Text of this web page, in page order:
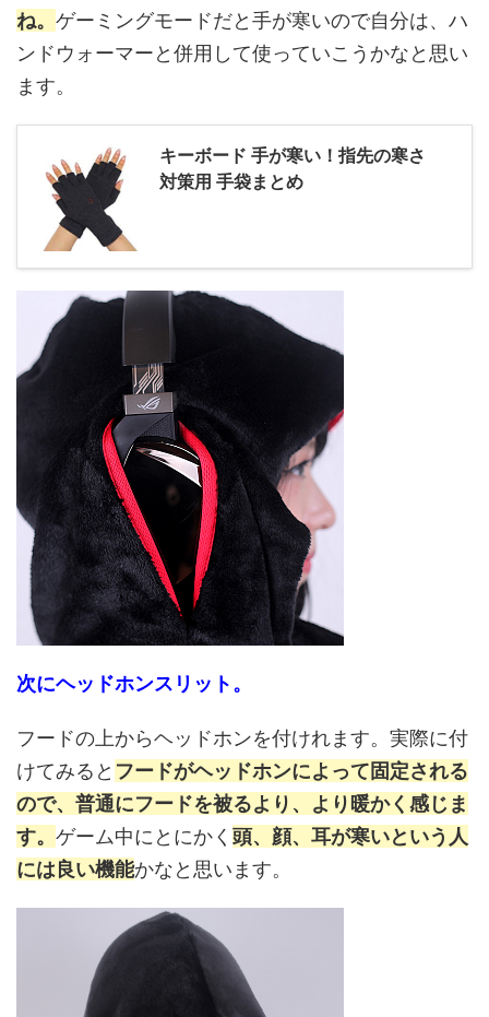
ね。 ゲーミングモードだと手が寒いので自分は、ハ
ンドウォーマーと併用して使っていこうかなと思い
ます。
キーボード 手が寒い！指先の寒さ
対策用 手袋まとめ
次にヘッドホンスリット。
フードの上からヘッドホンを付けれます。実際に付
けてみると フードがヘッドホンによって固定される
ので、普通にフードを被るより、より暖かく感じま
す。 ゲーム中にとにかく 頭、顔、耳が寒いという人
には良い機能かなと思います。